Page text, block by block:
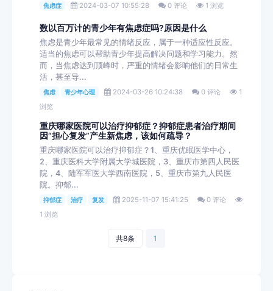
焦虑症 2024-03-07 10:55:28 0 评论 1 浏览
数以百万计的青少年有焦虑症吗?原因是什么
焦虑是青少年最常见的情绪反应，属于一种适应性反应。
适当的焦虑可以帮助青少年提高解决问题和学习能力。然
而，当焦虑达到顶峰时，严重的情绪会影响他们的日常生
活，甚至导...
焦虑 青少年心理 2024-03-26 10:24:38 0 评论
1
浏览
重庆哪家医院可以治疗抑郁症？抑郁症患者治疗期间
因“担心复发”产生新焦虑，该如何疏导？
重庆哪家医院可以治疗抑郁症？1、重庆优眠医学中心，
2、重庆医科大学附属大学城医院，3、重庆市第四人民医
院，4、陆军军医大学西南医院，5、重庆市第九人民医
院。抑郁...
抑郁症 治疗 复发 2025-11-07 15:41:25
0 评论
1 浏览
共8条 1